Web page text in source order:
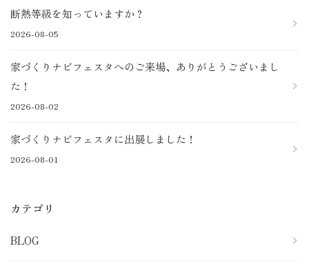
断熱等級を知っていますか？
2026-08-05
家づくりナビフェスタへのご来場、ありがとうございまし
た！
2026-08-02
家づくりナビフェスタに出展しました！
2026-08-01
カテゴリ
BLOG